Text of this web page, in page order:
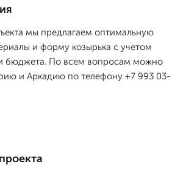
мы предлагаем оптимальную
и форму козырька с учетом
бюджета. По всем вопросам можно
и Аркадию по телефону +7 993 03-